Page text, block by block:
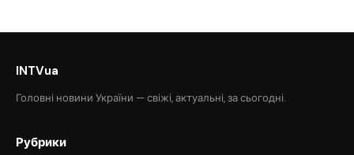
INTVua
Головні новини України — свіжі, актуальні, за сьогодні.
Рубрики